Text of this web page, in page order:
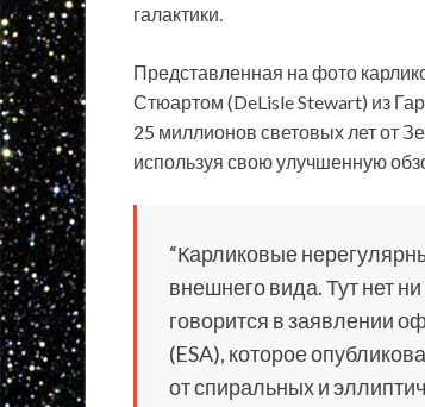
галактики.
Представленная на фото
Стюартом (DeLisle Stewart) из
25 миллионов световых лет от
используя свою улучшенную
“Карликовые
внешнего вида. Тут нет
говорится в заявлении
(ESA), которое
от спиральных и